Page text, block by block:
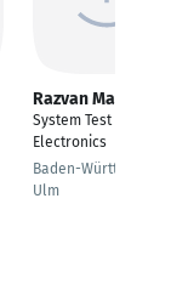
Razvan Macavei
System Test Engineer
Electronics
Baden-Württemberg -
Ulm